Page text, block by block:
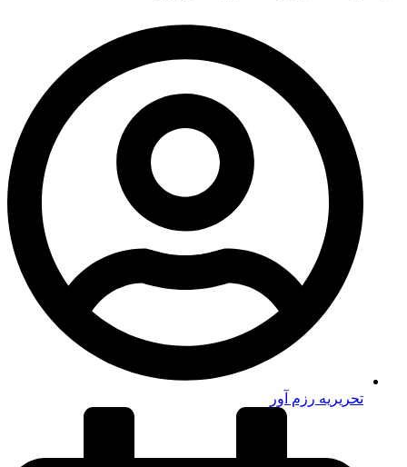
تحریریه رزم آور